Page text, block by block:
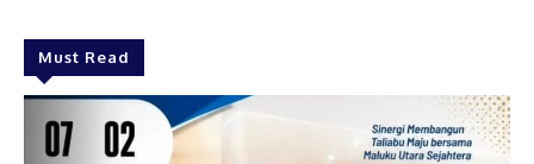
Must Read